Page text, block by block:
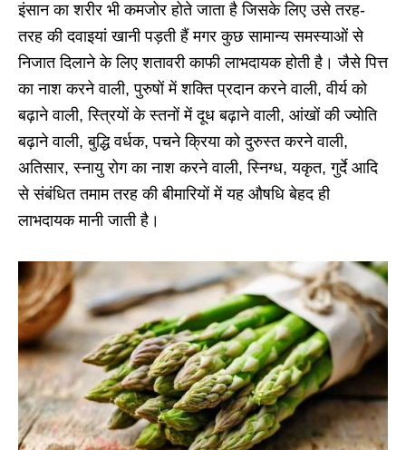
इंसान का शरीर भी कमजोर होते जाता है जिसके लिए उसे तरह-
तरह की दवाइयां खानी पड़ती हैं मगर कुछ सामान्य समस्याओं से
निजात दिलाने के लिए शतावरी काफी लाभदायक होती है। जैसे पित्त
का नाश करने वाली, पुरुषों में शक्ति प्रदान करने वाली, वीर्य को
बढ़ाने वाली, स्त्रियों के स्तनों में दूध बढ़ाने वाली, आंखों की ज्योति
बढ़ाने वाली, बुद्धि वर्धक, पचने क्रिया को दुरुस्त करने वाली,
अतिसार, स्नायु रोग का नाश करने वाली, स्निग्ध, यकृत, गुर्दे आदि
से संबंधित तमाम तरह की बीमारियों में यह औषधि बेहद ही
लाभदायक मानी जाती है।